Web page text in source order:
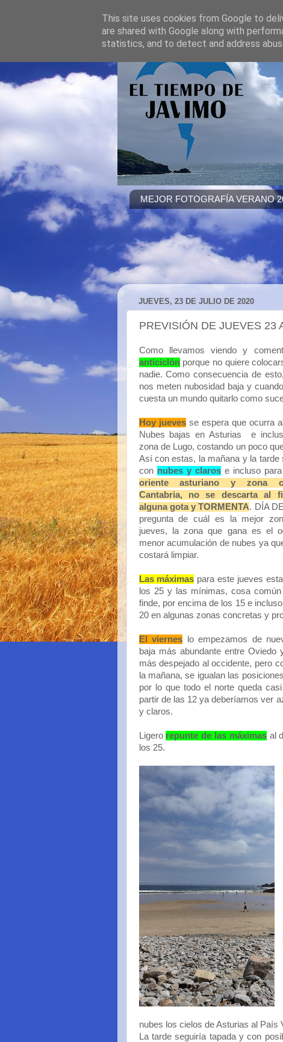
MEJOR FOTOGRAFÍA VERANO
JUEVES, 23 DE JULIO DE 2020
PREVISIÓN DE JUEVES 23
Como llevamos viendo y
anticiclónporque no quiere
nadie. Como consecuencia de
nos meten nubosidad baja y
cuesta un mundo quitarlo como
Hoy juevesse espera que ocurra
Nubes bajas en Asturias e
zona de Lugo, costando un poco
Así con estas, la mañana y la tarde
con nubes y clarose incluso para
oriente asturiano y zona
Cantabria, no se descarta al
alguna gota y TORMENTA. DÍA
pregunta de cuál es la mejor
jueves, la zona que gana es el
menor acumulación de nubes ya
costará limpiar.
Las máximas para este jueves
los 25 y las mínimas, cosa común
finde, por encima de los 15 e
20 en algunas zonas concretas y
El viernes lo empezamos de
baja más abundante entre Oviedo
más despejado al occidente, pero
la mañana, se igualan las
por lo que todo el norte queda
partir de las 12 ya deberíamos ver
y claros.
Ligero repunte de las máximasal
los 25.
nubes los cielos de Asturias al País
La tarde seguiría tapada y con
This site uses cookies from Google to
are shared with Google along with
statistics, and to detect and address